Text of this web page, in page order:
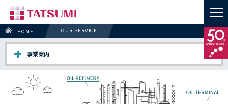
HOME OUR SERVICE
事業案内
事業案内トップ
塗装工事 素地調整工事